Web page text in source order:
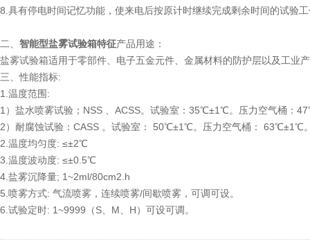
8.具有停电时间记忆功能，使来电后按原计时继续完成剩余时间的试验
二、 智能型盐雾试验箱特征产品用途：
盐雾试验箱适用于零部件、电子五金元件、金属材料的防护层以及工业
三、性能指标:
1.温度范围:
1）盐水喷雾试验；NSS 、ACSS。试验室：35℃±1℃。压力空气桶：
2）耐腐蚀试验：CASS 。试验室： 50℃±1℃。压力空气桶： 63℃±1℃
2.温度均匀度: ≤±2℃
3.温度波动度: ≤±0.5℃
4.盐雾沉降量; 1~2ml/80cm2.h
5.喷雾方式: 气流喷雾，连续喷雾/间歇喷雾，可调可设。
6.试验定时: 1~9999（S、M、H）可设可调。